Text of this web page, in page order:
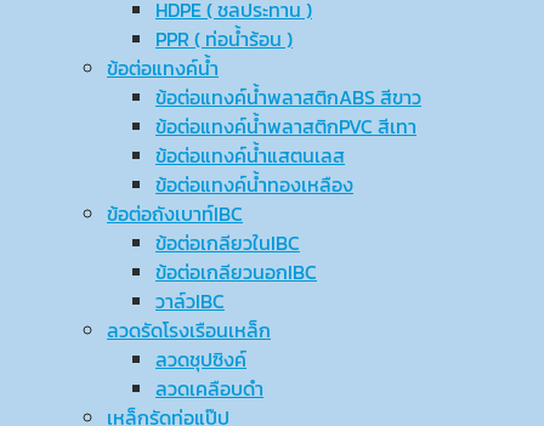
HDPE ( ชลประทาน )
PPR ( ท่อน้ำร้อน )
ข้อต่อแทงค์น้ำ
ข้อต่อแทงค์น้ำพลาสติกABS สีขาว
ข้อต่อแทงค์น้ำพลาสติกPVC สีเทา
ข้อต่อแทงค์น้ำแสตนเลส
ข้อต่อแทงค์น้ำทองเหลือง
ข้อต่อถังเบาท์IBC
ข้อต่อเกลียวในIBC
ข้อต่อเกลียวนอกIBC
วาล์วIBC
ลวดรัดโรงเรือนเหล็ก
ลวดชุปซิงค์
ลวดเคลือบดำ
เหล็กรัดท่อแป๊ป